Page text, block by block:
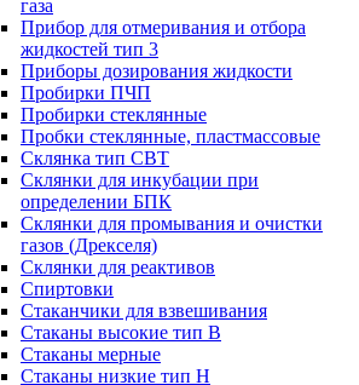
газа
Прибор для отмеривания и отбора
жидкостей тип 3
Приборы дозирования жидкости
Пробирки ПЧП
Пробирки стеклянные
Пробки стеклянные, пластмассовые
Склянка тип СВТ
Склянки для инкубации при
определении БПК
Склянки для промывания и очистки
газов (Дрекселя)
Склянки для реактивов
Спиртовки
Стаканчики для взвешивания
Стаканы высокие тип В
Стаканы мерные
Стаканы низкие тип Н